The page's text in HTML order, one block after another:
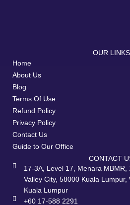
OUR LINKS
Home
About Us
Blog
Terms Of Use
Refund Policy
Privacy Policy
Contact Us
Guide to Our Office
CONTACT
17-3A, Level 17, Menara MBMR,
Valley City, 58000 Kuala
Kuala Lumpur
+60 17-588 2291